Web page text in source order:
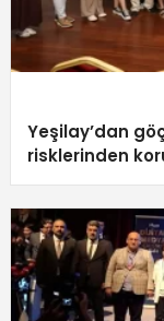
Yeşilay’dan
risklerinden